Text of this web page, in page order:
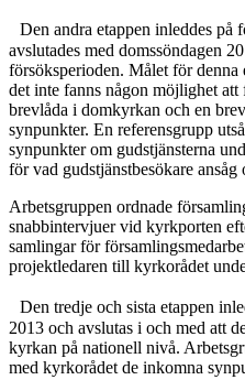
Den andra etappen inleddes på
avslutades med domssöndagen
försöksperioden. Målet för denna
det inte fanns någon möjlighet
brevlåda i domkyrkan och en
synpunkter. En referensgrupp
synpunkter om gudstjänsterna
för vad gudstjänstbesökare ansåg
Arbetsgruppen ordnade
snabbintervjuer vid kyrkporten
samlingar för
projektledaren till kyrkorådet
Den tredje och sista etappen
2013 och avslutas i och med att
kyrkan på nationell nivå.
med kyrkorådet de inkomna